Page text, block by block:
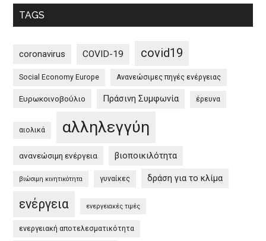
sustainable
tourism
από
εκδήλωση
Συμφωνία
στην
και
Ελλάδα
Green
and
TAGS
coronavirus COVID-19 covid19
Social Economy Europe Ανανεώσιμες πηγές ενέργειας
Ευρωκοινοβούλιο Πράσινη Συμφωνία έρευνα
αιολικά αλληλεγγύη
ανανεώσιμη ενέργεια βιοποικιλότητα
βιώσιμη κινητικότητα γυναίκες δράση για το κλίμα
ενέργεια ενεργειακές τιμές
ενεργειακή αποτελεσματικότητα